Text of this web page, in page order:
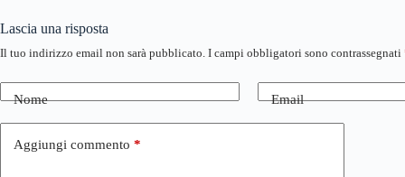
Lascia una risposta
Il tuo indirizzo email non sarà pubblicato. I campi obbligatori sono contrassegnati
Nome Email
Aggiungi commento *